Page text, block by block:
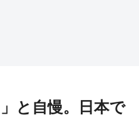
と自慢。日本で